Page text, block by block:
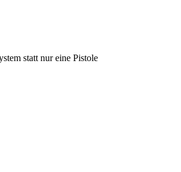
statt nur eine Pistole